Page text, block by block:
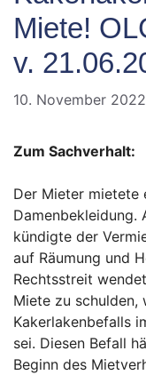
Miete!
v.
10. November 2022
Zum Sachverhalt:
Der Mieter mietete
Damenbekleidung.
kündigte der
auf Räumung und
Rechtsstreit
Miete zu schulden,
Kakerlakenbefalls
sei. Diesen Befall
Beginn des